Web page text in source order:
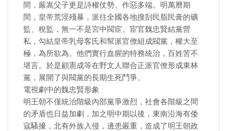
間，嚴嵩父子更是詩權仗勢、作惡多端。明萬曆期
間，皇帝荒淫殘暴，派往全國各地搜刮民脂民膏的礦
監、稅監，無一不是宮中閥宦。宦官魏忠賢結黨營
私，勾結皇帝乳母客氏和幫派官僚組成閥黨，權大至
極，為所欲為。他們實行血腥的特務統治，百姓苦不
堪言。於是顧憲成等在野文人聯合正派官僚形成東林
黨，展開了與閥黨的長期生死鬥爭。
電視劇中的魏忠賢形象
明王朝不僅統治階級內部黨爭激烈，社會各階級之間
的矛盾也日益加劇，加之明中期以後，東南沿海有倭
寇騷擾，北有外族入侵，邊患嚴重，造成了明王朝政